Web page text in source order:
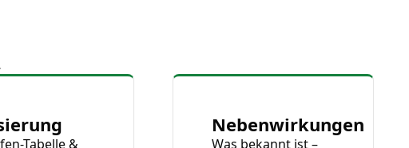
Tabelle &
Nebenwirkungen
Was bekannt ist –